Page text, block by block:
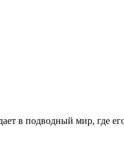
в подводный мир, где